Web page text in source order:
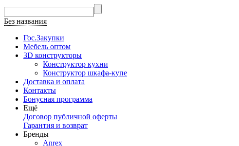
Без названия
Гос.Закупки
Мебель оптом
3D конструкторы
Конструктор кухни
Конструктор шкафа-купе
Доставка и оплата
Контакты
Бонусная программа
Ещё
Договор публичной оферты
Гарантия и возврат
Бренды
Anrex